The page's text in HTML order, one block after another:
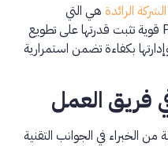
الشركة الرائدة هي التي
تستعرض محفظة أعمال Portfolio قوية تثبت قدرتها على تطويع
بكفاءة تضمن استمرارية
فريق العمل
الخبراء في الجوانب التقنية